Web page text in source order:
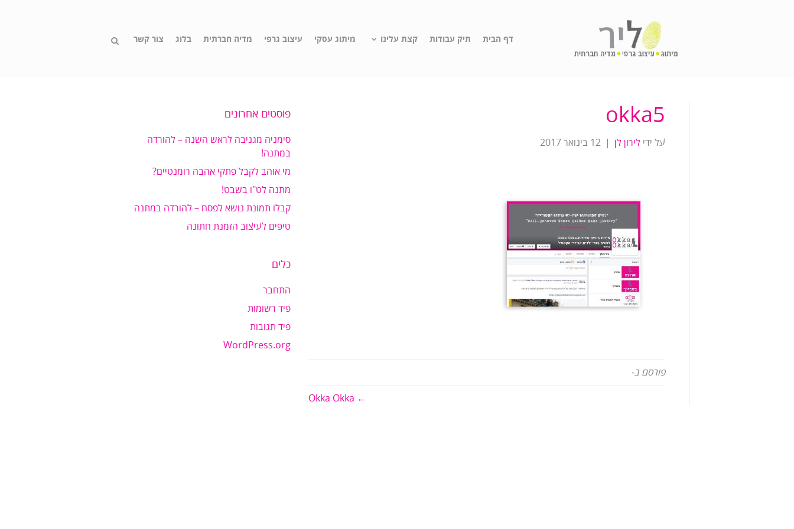
דף הבית תיק עבודות קצת עלינו מיתוג עסקי עיצוב גרפי מדיה חברתית בלוג צור קשר
okka5
על ידי לירון לן 12 בינואר 2017
פורסם ב-
← Okka Okka
פוסטים אחרונים
סימניה מגניבה לראש השנה – להורדה
במתנה!
מי אוהב לקבל פתקי אהבה רומנטיים?
מתנה לט"ו בשבט!
קבלו תמונת נושא לפסח – להורדה במתנה
טיפים לעיצוב הזמנת חתונה
כלים
התחבר
פיד רשומות
פיד תגובות
WordPress.org